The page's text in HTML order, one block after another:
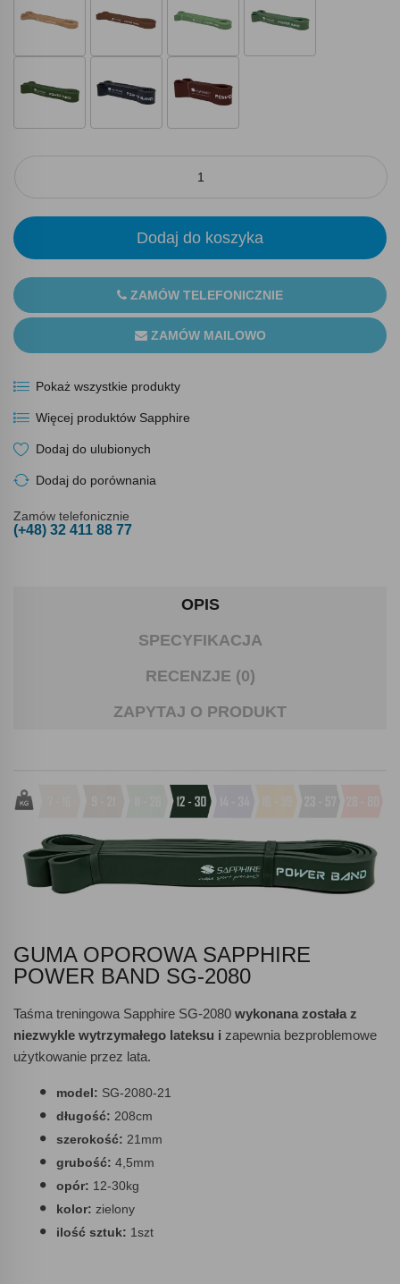
Dodaj do koszyka
ZAMÓW TELEFONICZNIE
ZAMÓW MAILOWO
Pokaż wszystkie produkty
Więcej produktów Sapphire
Dodaj do ulubionych
Dodaj do porównania
Zamów telefonicznie
(+48) 32 411 88 77
OPIS
SPECYFIKACJA
RECENZJE (0)
ZAPYTAJ O PRODUKT
GUMA OPOROWA SAPPHIRE
POWER BAND SG-2080
Taśma treningowa Sapphire SG-2080 wykonana została z
niezwykle wytrzymałego lateksu i zapewnia bezproblemowe
użytkowanie przez lata.
model: SG-2080-21
długość: 208cm
szerokość: 21mm
grubość: 4,5mm
opór: 12-30kg
kolor: zielony
ilość sztuk: 1szt